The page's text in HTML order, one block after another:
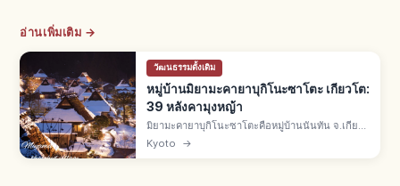
อ่านเพิ่มเติม →
วัฒนธรรมดั้งเดิม
หมู่บ้านมิยามะคายาบุกิโนะซาโตะ เกียวโต:
39 หลังคามุงหญ้า
มิยามะคายาบุกิโนะซาโตะคือหมู่บ้านนันทัน จ.เกียว
โต บ้านราว 50 หลัง มีหลังคามุงหญ้าคา 39 หลัง เขต
อนุรักษ์แห่งชาติปี 1993 และ Best Tourism
Kyoto →